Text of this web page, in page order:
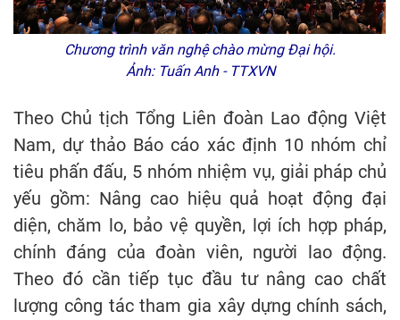
Chương trình văn nghệ chào mừng Đại hội.
Ảnh: Tuấn Anh - TTXVN
Theo Chủ tịch Tổng Liên đoàn Lao động Việt
Nam, dự thảo Báo cáo xác định 10 nhóm chỉ
tiêu phấn đấu, 5 nhóm nhiệm vụ, giải pháp chủ
yếu gồm: Nâng cao hiệu quả hoạt động đại
diện, chăm lo, bảo vệ quyền, lợi ích hợp pháp,
chính đáng của đoàn viên, người lao động.
Theo đó cần tiếp tục đầu tư nâng cao chất
lượng công tác tham gia xây dựng chính sách,